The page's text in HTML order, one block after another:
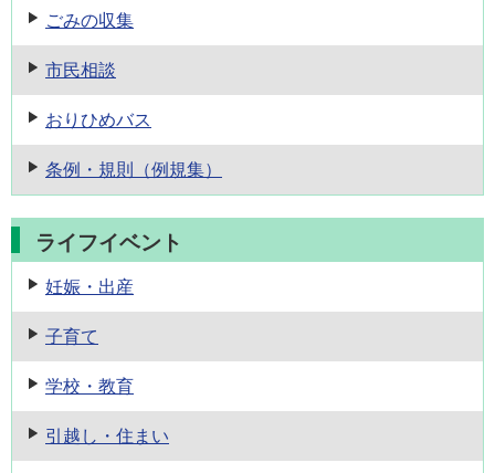
ごみの収集
市民相談
おりひめバス
条例・規則 （例規集）
ライフイベント
妊娠・出産
子育て
学校・教育
引越し・住まい